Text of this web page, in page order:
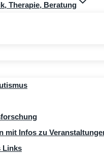
Therapie, Beratung
mit Infos zu
Links